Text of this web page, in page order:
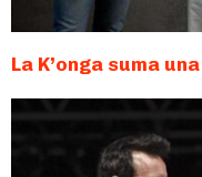
La K’onga suma